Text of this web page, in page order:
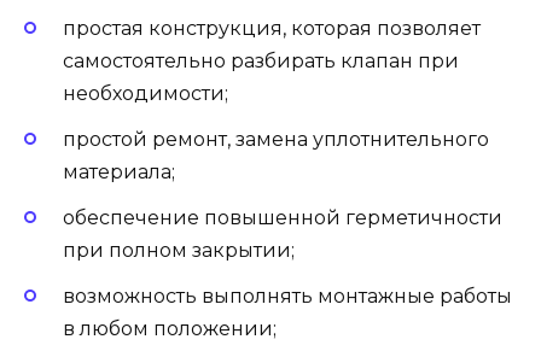
простая конструкция, которая позволяет
самостоятельно разбирать клапан при
необходимости;
простой ремонт, замена уплотнительного
материала;
обеспечение повышенной герметичности
при полном закрытии;
возможность выполнять монтажные работы
в любом положении;